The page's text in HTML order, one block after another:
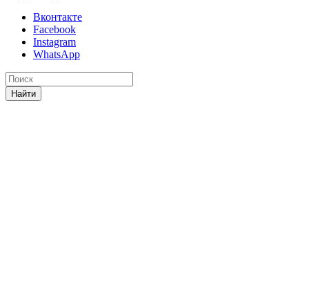
Вконтакте
Facebook
Instagram
WhatsApp
Найти